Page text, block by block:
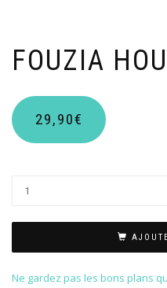
FOUZIA
29,90€
Ne gardez pas les bons plans